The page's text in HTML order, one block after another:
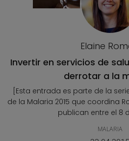
Elaine
Invertir en servicios de
derrotar a la
[Esta entrada es parte de la
de la Malaria 2015 que coordina
publican entre el 8
MALARIA